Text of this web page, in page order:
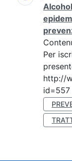
Per
http://
id=557